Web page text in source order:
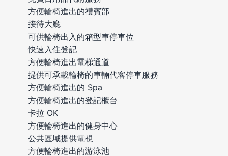
方便輪椅進出的禮賓部
接待大廳
可供輪椅出入的箱型車停車位
快速入住登記
方便輪椅進出電梯通道
提供可承載輪椅的車輛代客停車服務
方便輪椅進出的 Spa
方便輪椅進出的登記櫃台
卡拉 OK
方便輪椅進出的健身中心
公共區域提供電視
方便輪椅進出的游泳池